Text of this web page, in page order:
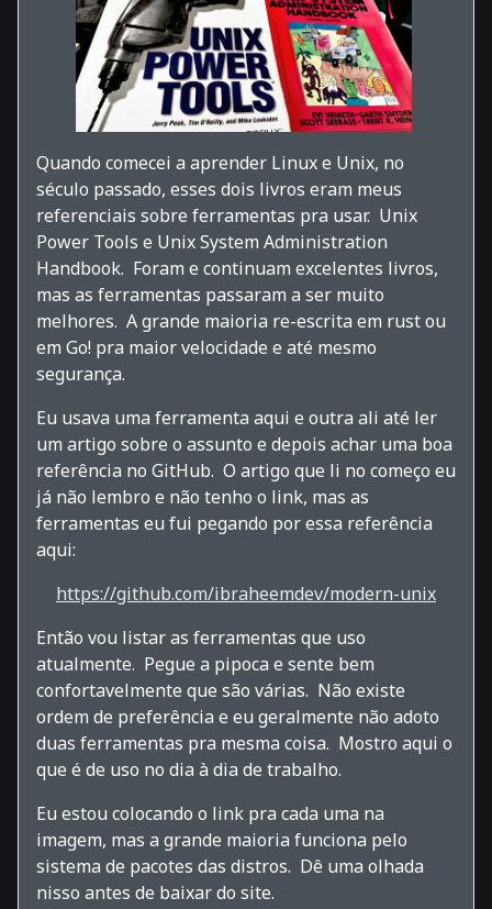
Quando comecei a aprender Linux e Unix, no
século passado, esses dois livros eram meus
referenciais sobre ferramentas pra usar. Unix
Power Tools e Unix System Administration
Handbook. Foram e continuam excelentes livros,
mas as ferramentas passaram a ser muito
melhores. A grande maioria re-escrita em rust ou
em Go! pra maior velocidade e até mesmo
segurança.
Eu usava uma ferramenta aqui e outra ali até ler
um artigo sobre o assunto e depois achar uma boa
referência no GitHub. O artigo que li no começo eu
já não lembro e não tenho o link, mas as
ferramentas eu fui pegando por essa referência
aqui:
https://github.com/ibraheemdev/modern-unix
Então vou listar as ferramentas que uso
atualmente. Pegue a pipoca e sente bem
confortavelmente que são várias. Não existe
ordem de preferência e eu geralmente não adoto
duas ferramentas pra mesma coisa. Mostro aqui o
que é de uso no dia à dia de trabalho.
Eu estou colocando o link pra cada uma na
imagem, mas a grande maioria funciona pelo
sistema de pacotes das distros. Dê uma olhada
nisso antes de baixar do site.